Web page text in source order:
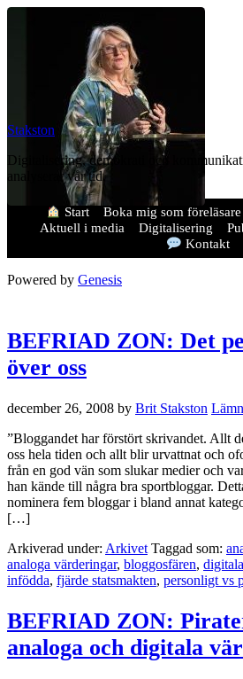
Stakston
Digitalisering, demokrati och
analyserar vår tid.
Start Boka mig som föreläsare
Aktuell i media
Digitalisering
Kontakt
Powered by Genesis
BEFRIAD ZON: Det
över oss
december 26, 2008 by Brit Stakston
”Bloggandet har förstört skrivandet. Allt
oss hela tiden och allt blir urvattnat och
från en god vän som slukar medier och
han kände till några bra sportbloggar.
nominera fem bloggar i bland annat
[…]
Arkiverad under: Arkivet Taggad som:
analoga värderingar, bloggosfären,
infödda, fjärde statsmakten, personligt vs
BEFRIAD ZON:
analoga och digitala